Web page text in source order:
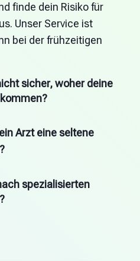
finde dein Risiko für
Unser Service ist
bei der frühzeitigen
sicher, woher deine
Arzt eine seltene
spezialisierten